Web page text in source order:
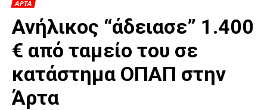
ΑΡΤΑ
Ανήλικος “άδειασε” 1.400
€ από ταμείο του σε
κατάστημα ΟΠΑΠ στην
Άρτα